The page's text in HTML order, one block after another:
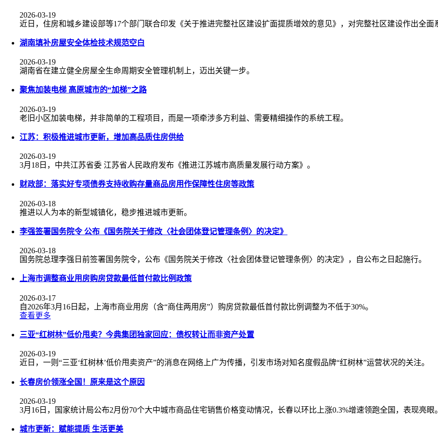
2026-03-19
近日，住房和城乡建设部等17个部门联合印发《关于推进完整社区建设扩面提质增效的意见》，对完整社区建设作出全面
湖南填补房屋安全体检技术规范空白
2026-03-19
湖南省在建立健全房屋全生命周期安全管理机制上，迈出关键一步。
聚焦加装电梯 高原城市的“加梯”之路
2026-03-19
老旧小区加装电梯，并非简单的工程项目，而是一项牵涉多方利益、需要精细操作的系统工程。
江苏：积极推进城市更新，增加高品质住房供给
2026-03-19
3月18日，中共江苏省委 江苏省人民政府发布《推进江苏城市高质量发展行动方案》。
财政部：落实好专项债券支持收购存量商品房用作保障性住房等政策
2026-03-18
推进以人为本的新型城镇化，稳步推进城市更新。
李强签署国务院令 公布《国务院关于修改〈社会团体登记管理条例〉的决定》
2026-03-18
国务院总理李强日前签署国务院令，公布《国务院关于修改〈社会团体登记管理条例〉的决定》，自公布之日起施行。
上海市调整商业用房购房贷款最低首付款比例政策
2026-03-17
自2026年3月16日起，上海市商业用房（含“商住两用房”）购房贷款最低首付款比例调整为不低于30%。
查看更多
三亚“红树林”低价甩卖？今典集团独家回应：债权转让而非资产处置
2026-03-19
近日，一则“三亚‘红树林’低价甩卖资产”的消息在网络上广为传播，引发市场对知名度假品牌“红树林”运营状况的关注。
长春房价领涨全国！原来是这个原因
2026-03-19
3月16日，国家统计局公布2月份70个大中城市商品住宅销售价格变动情况，长春以环比上涨0.3%增速领跑全国，表现亮眼。
城市更新：赋能提质 生活更美